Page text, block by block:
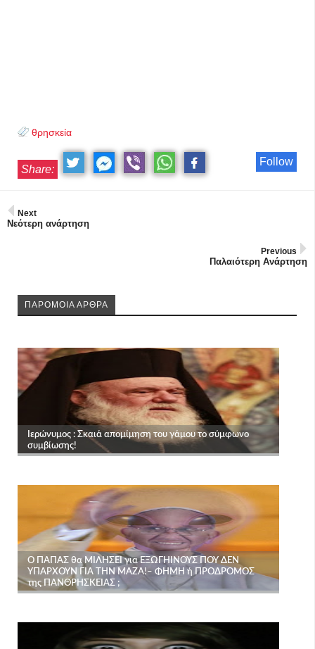
θρησκεία
Follow
Share:
Next
Νεότερη ανάρτηση
Previous
Παλαιότερη Ανάρτηση
ΠΑΡΟΜΟΙΑ ΑΡΘΡΑ